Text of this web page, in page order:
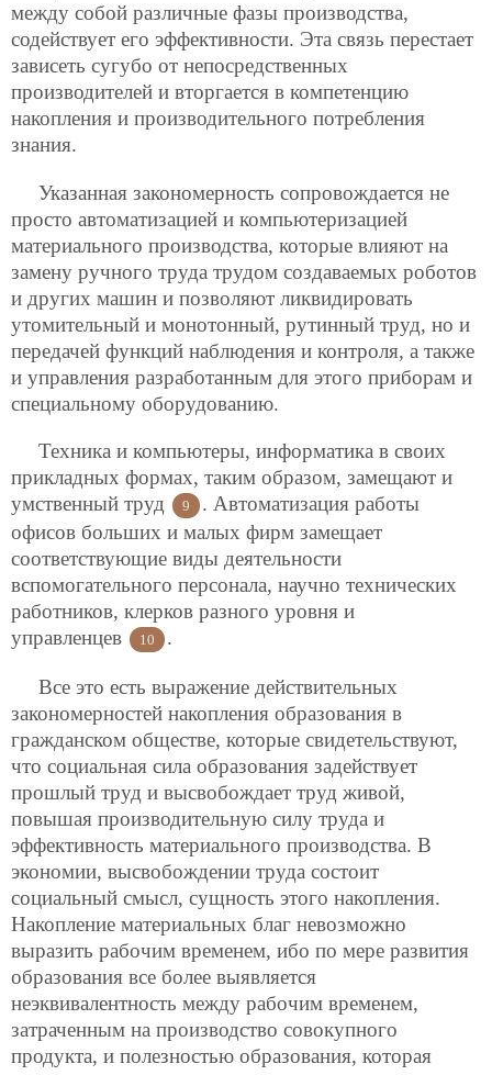
между собой различные фазы производства,
содействует его эффективности. Эта связь перестает
зависеть сугубо от непосредственных
производителей и вторгается в компетенцию
накопления и производительного потребления
знания.
Указанная закономерность сопровождается не
просто автоматизацией и компьютеризацией
материального производства, которые влияют на
замену ручного труда трудом создаваемых роботов
и других машин и позволяют ликвидировать
утомительный и монотонный, рутинный труд, но и
передачей функций наблюдения и контроля, а также
и управления разработанным для этого приборам и
специальному оборудованию.
Техника и компьютеры, информатика в своих
прикладных формах, таким образом, замещают и
умственный труд
9
. Автоматизация работы
офисов больших и малых фирм замещает
соответствующие виды деятельности
вспомогательного персонала, научно технических
работников, клерков разного уровня и
управленцев
10 .
Все это есть выражение действительных
закономерностей накопления образования в
гражданском обществе, которые свидетельствуют,
что социальная сила образования задействует
прошлый труд и высвобождает труд живой,
повышая производительную силу труда и
эффективность материального производства. В
экономии, высвобождении труда состоит
социальный смысл, сущность этого накопления.
Накопление материальных благ невозможно
выразить рабочим временем, ибо по мере развития
образования все более выявляется
неэквивалентность между рабочим временем,
затраченным на производство совокупного
продукта, и полезностью образования, которая